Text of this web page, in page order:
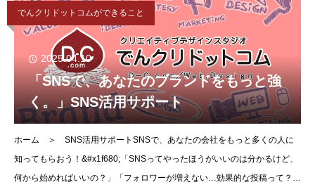
でんクリドットコムができること
2025.04.10
「SNSで、あなたのブランドをもっと強
く。」SNS活用サポート
ホーム ＞ SNS活用サポートSNSで、あなたの会社をもっと多くの人に
知ってもらおう！&#x1f680;「SNSってやったほうがいいのは分かるけど、
何から始めればいいの？」「フォロワーが増えない…効果的な投稿って？」